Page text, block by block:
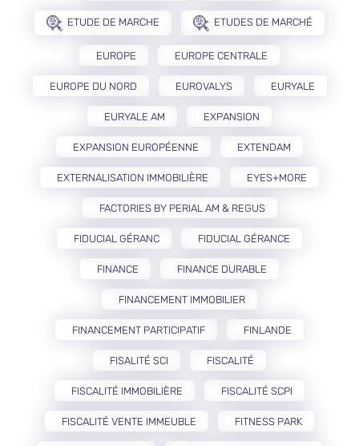
ETUDE DE MARCHE ETUDES DE MARCHÉ
EUROPE EUROPE CENTRALE
EUROPE DU NORD EUROVALYS EURYALE
EURYALE AM EXPANSION
EXPANSION EUROPÉENNE EXTENDAM
EXTERNALISATION IMMOBILIÈRE EYES+MORE
FACTORIES BY PERIAL AM & REGUS
FIDUCIAL GÉRANC FIDUCIAL GÉRANCE
FINANCE FINANCE DURABLE
FINANCEMENT IMMOBILIER
FINANCEMENT PARTICIPATIF FINLANDE
FISALITÉ SCI FISCALITÉ
FISCALITÉ IMMOBILIÈRE FISCALITÉ SCPI
FISCALITÉ VENTE IMMEUBLE FITNESS PARK